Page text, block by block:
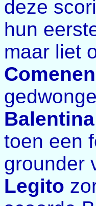
deze
hun
maar liet
Balentina
toen een
grounder
Legito